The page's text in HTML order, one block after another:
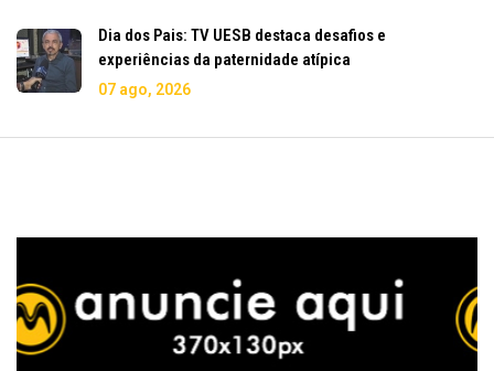
Dia dos Pais: TV UESB destaca desafios e
experiências da paternidade atípica
07 ago, 2026